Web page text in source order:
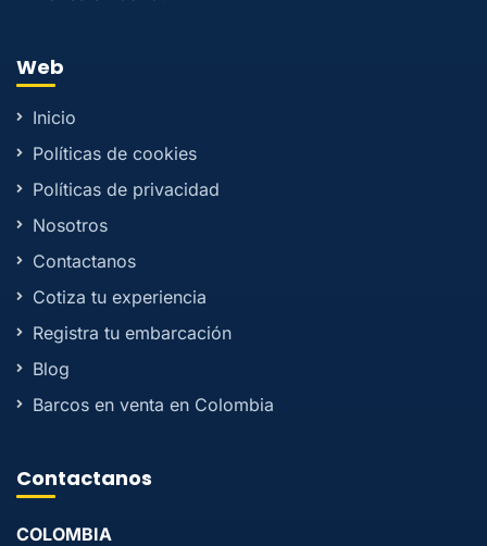
Web
Inicio
Políticas de cookies
Políticas de privacidad
Nosotros
Contactanos
Cotiza tu experiencia
Registra tu embarcación
Blog
Barcos en venta en Colombia
Contactanos
COLOMBIA